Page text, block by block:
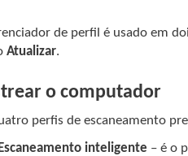
de perfil é usado em
Atualizar.
o computador
perfis de escaneamento
Escaneamento inteligente – é o